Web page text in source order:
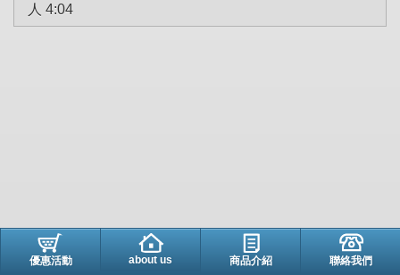
人 4:04
優惠活動 about us 商品介紹 聯絡我們